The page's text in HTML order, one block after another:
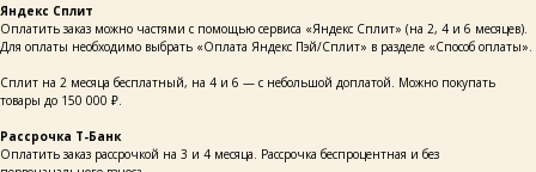
Яндекс Сплит
Оплатить заказ можно частями с помощью сервиса «Яндекс Сплит» (на 2, 4 и 6 месяцев).
Для оплаты необходимо выбрать «Оплата Яндекс Пэй/Сплит» в разделе «Способ оплаты».
Сплит на 2 месяца бесплатный, на 4 и 6 — с небольшой доплатой. Можно покупать
товары до 150 000 ₽.
Рассрочка Т-Банк
Оплатить заказ рассрочкой на 3 и 4 месяца. Рассрочка беспроцентная и без
каталог
размеров